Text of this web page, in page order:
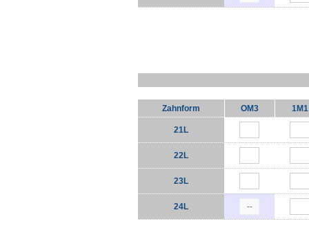
Zahnform OM3 1M1
21L
22L
23L
24L